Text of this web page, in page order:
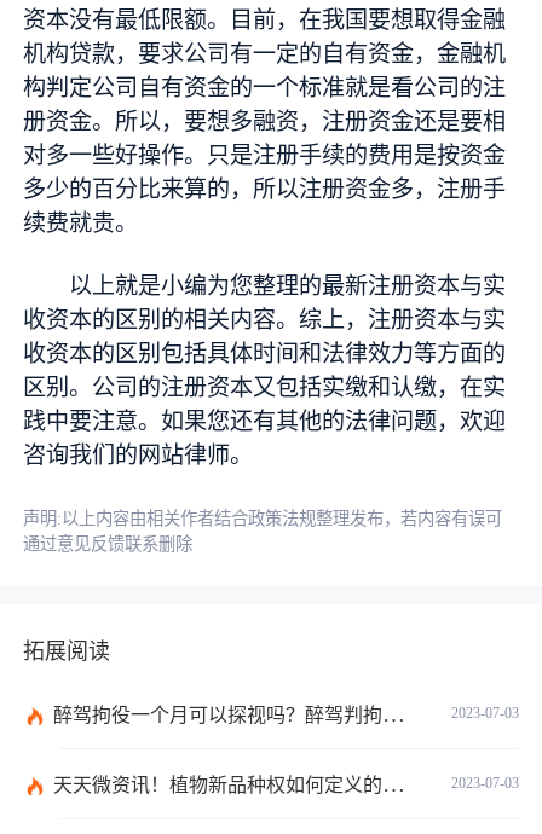
资本没有最低限额。目前，在我国要想取得金融
机构贷款，要求公司有一定的自有资金，金融机
构判定公司自有资金的一个标准就是看公司的注
册资金。所以，要想多融资，注册资金还是要相
对多一些好操作。只是注册手续的费用是按资金
多少的百分比来算的，所以注册资金多，注册手
续费就贵。
以上就是小编为您整理的最新注册资本与实
收资本的区别的相关内容。综上，注册资本与实
收资本的区别包括具体时间和法律效力等方面的
区别。公司的注册资本又包括实缴和认缴，在实
践中要注意。如果您还有其他的法律问题，欢迎
咨询我们的网站律师。
声明:以上内容由相关作者结合政策法规整理发布，若内容有误可
通过意见反馈联系删除
拓展阅读
2023-07-03
醉驾拘役一个月可以探视吗？醉驾判拘役当庭执行吗？
2023-07-03
天天微资讯！植物新品种权如何定义的？植物新品种权应符合什么条件？